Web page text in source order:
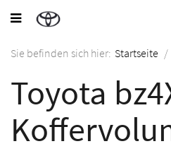
Sie befinden sich hier: Startseite /
Toyota